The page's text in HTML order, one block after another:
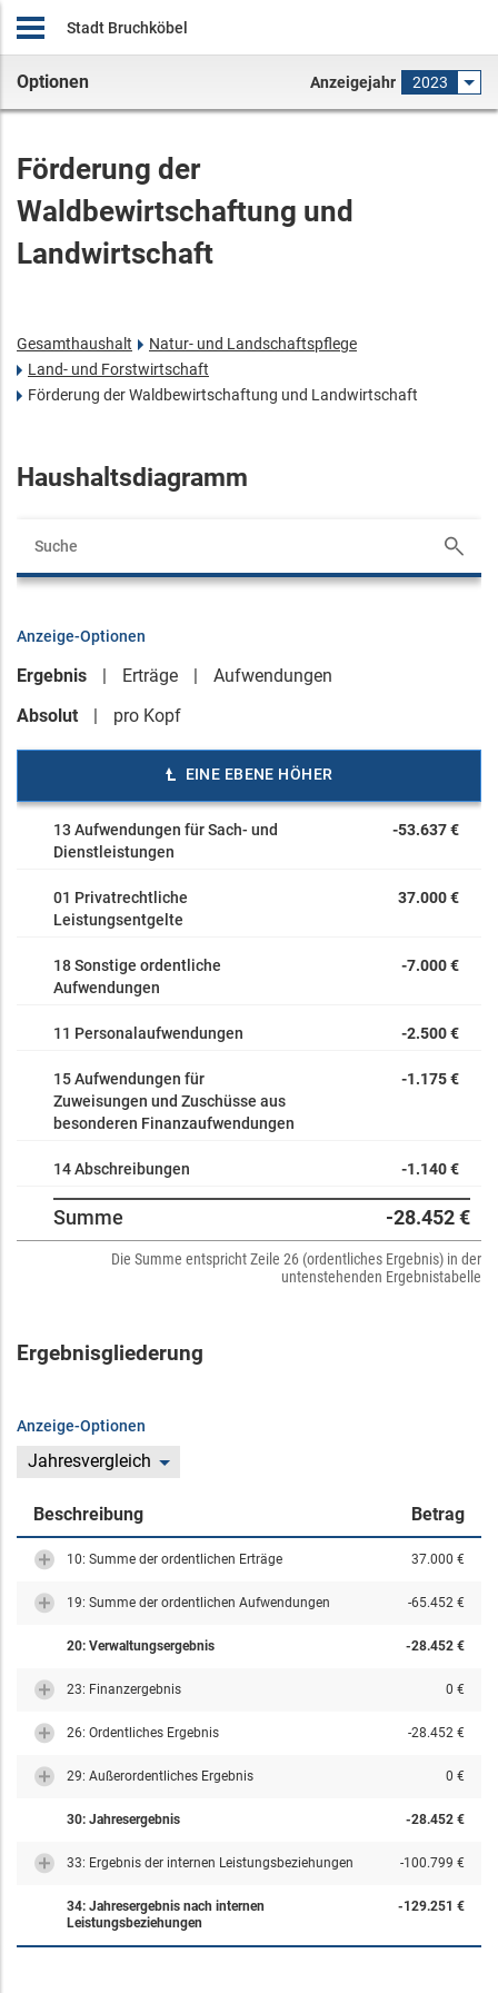
Stadt Bruchköbel
Optionen Anzeigejahr 2023
Förderung der
Waldbewirtschaftung und
Landwirtschaft
Gesamthaushalt
Natur- und Landschaftspflege
Land- und Forstwirtschaft
Förderung der Waldbewirtschaftung und Landwirtschaft
Haushaltsdiagramm
Anzeige-Optionen
Ergebnis Erträge
Aufwendungen
Absolut
pro Kopf
EINE EBENE HÖHER
13 Aufwendungen für Sach- und
Dienstleistungen
-53.637 €
01 Privatrechtliche
Leistungsentgelte
37.000 €
18 Sonstige ordentliche
Aufwendungen
-7.000 €
11 Personalaufwendungen -2.500 €
15 Aufwendungen für
Zuweisungen und Zuschüsse aus
besonderen Finanzaufwendungen
-1.175 €
14 Abschreibungen -1.140 €
Summe -28.452 €
Die Summe entspricht Zeile 26 (ordentliches Ergebnis) in der
untenstehenden Ergebnistabelle
Ergebnisgliederung
Anzeige-Optionen
Jahresvergleich
Beschreibung Betrag
10: Summe der ordentlichen Erträge 37.000 €
19: Summe der ordentlichen Aufwendungen -65.452 €
20: Verwaltungsergebnis -28.452 €
23: Finanzergebnis 0 €
26: Ordentliches Ergebnis -28.452 €
29: Außerordentliches Ergebnis 0 €
30: Jahresergebnis -28.452 €
33: Ergebnis der internen Leistungsbeziehungen -100.799 €
34: Jahresergebnis nach internen
Leistungsbeziehungen
-129.251 €